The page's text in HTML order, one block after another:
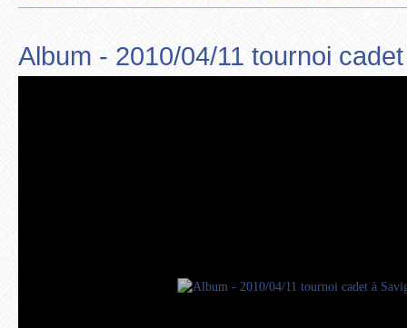
Album - 2010/04/11 tournoi